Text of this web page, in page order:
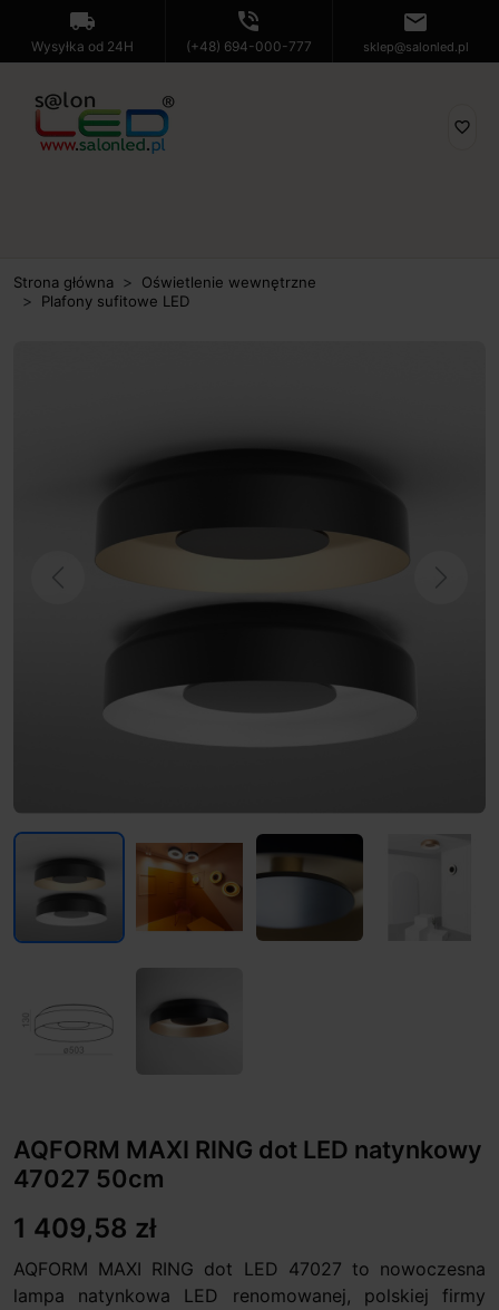
local_shipping
Wysyłka od 24H
phone_in_talk
(+48) 694-000-777
mail
sklep@salonled.pl
favorite_border
Strona główna
Oświetlenie wewnętrzne
Plafony sufitowe LED
AQFORM MAXI RING dot LED natynkowy
47027 50cm
1 409,58 zł
AQFORM MAXI RING dot LED 47027 to nowoczesna
lampa natynkowa LED renomowanej, polskiej firmy